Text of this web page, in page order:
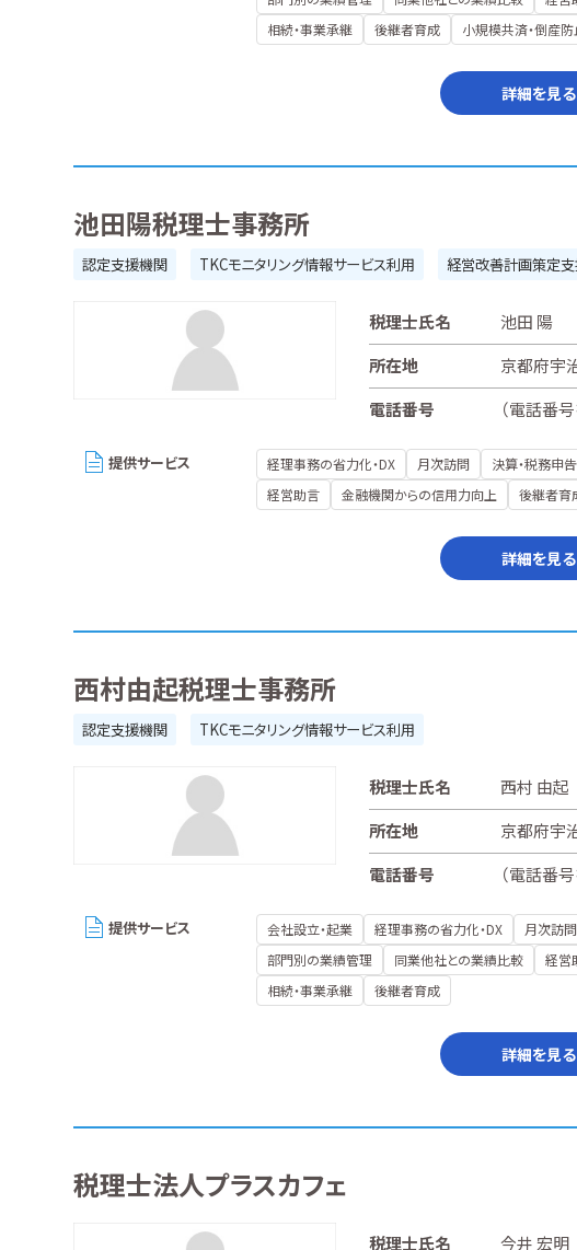
相続・事業承継
後継者育成 小規模共済・倒産
詳細を見る
池田陽税理士事務所
認定支援機関 TKCモニタリング情報サービス利用 経営改善計画策定
税理士氏名
池田 陽
所在地
京都府宇
電話番号
（電話番
提供サービス 経理事務の省力化・DX 月次訪問 決算・税務申告
経営助言
金融機関からの信用力向上 後継者育
詳細を見る
西村由起税理士事務所
認定支援機関 TKCモニタリング情報サービス利用
税理士氏名
西村 由起
所在地
京都府宇
電話番号
（電話番
提供サービス 会社設立・起業 経理事務の省力化・DX 月次訪問
部門別の業績管理
同業他社との業績比較 経営
相続・事業承継
後継者育成
詳細を見る
税理士法人プラスカフェ
税理士氏名 今井 宏明